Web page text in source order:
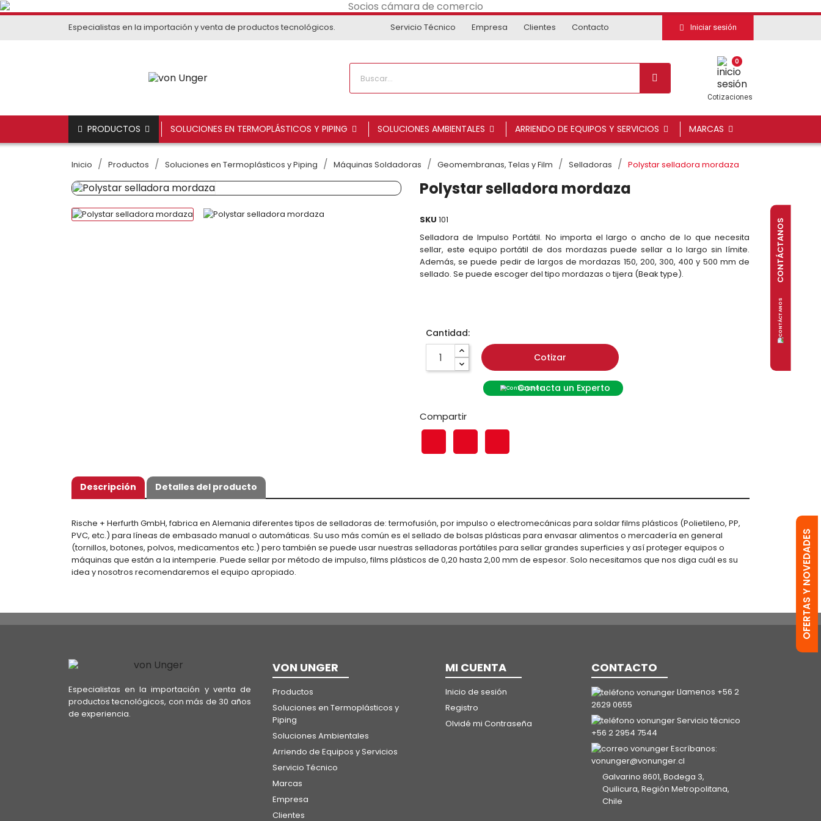
Especialistas en la importación y venta de productos tecnológicos. Servicio Técnico Empresa Clientes Contacto Iniciar sesión
0
Cotizaciones
PRODUCTOS SOLUCIONES EN TERMOPLÁSTICOS Y PIPING SOLUCIONES AMBIENTALES ARRIENDO DE EQUIPOS Y SERVICIOS MARCAS
Inicio Productos Soluciones en Termoplásticos y Piping Máquinas Soldadoras Geomembranas, Telas y Film Selladoras Polystar selladora mordaza
Polystar selladora mordaza
SKU 101
Selladora de Impulso Portátil. No importa el largo o ancho de lo que necesita
sellar, este equipo portátil de dos mordazas puede sellar a lo largo sin límite.
Además, se puede pedir de largos de mordazas 150, 200, 300, 400 y 500 mm de
sellado. Se puede escoger del tipo mordazas o tijera (Beak type).
Cantidad:
Cotizar
Contacta un Experto
Compartir
Descripción Detalles del producto
Rische + Herfurth GmbH, fabrica en Alemania diferentes tipos de selladoras de: termofusión, por impulso o electromecánicas para soldar films plásticos (Polietileno, PP,
PVC, etc.) para líneas de embasado manual o automáticas. Su uso más común es el sellado de bolsas plásticas para envasar alimentos o mercadería en general
(tornillos, botones, polvos, medicamentos etc.) pero también se puede usar nuestras selladoras portátiles para sellar grandes superficies y así proteger equipos o
máquinas que están a la intemperie. Puede sellar por método de impulso, films plásticos de 0,20 hasta 2,00 mm de espesor. Solo necesitamos que nos diga cuál es su
idea y nosotros recomendaremos el equipo apropiado.
Especialistas en la importación y venta de
productos tecnológicos, con más de 30 años
de experiencia.
CONTÁCTANOS
OFERTAS Y NOVEDADES
VON UNGER
Productos
Soluciones en Termoplásticos y
Piping
Soluciones Ambientales
Arriendo de Equipos y Servicios
Servicio Técnico
Marcas
Empresa
Clientes
MI CUENTA
Inicio de sesión
Registro
Olvidé mi Contraseña
CONTACTO
Llamenos +56 2
2629 0655
Servicio técnico
+56 2 2954 7544
Escríbanos:
vonunger@vonunger.cl
Galvarino 8601, Bodega 3,
Quilicura, Región Metropolitana,
Chile